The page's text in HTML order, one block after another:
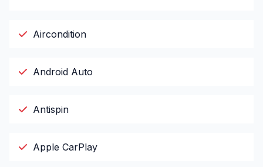
Aircondition
Android Auto
Antispin
Apple CarPlay